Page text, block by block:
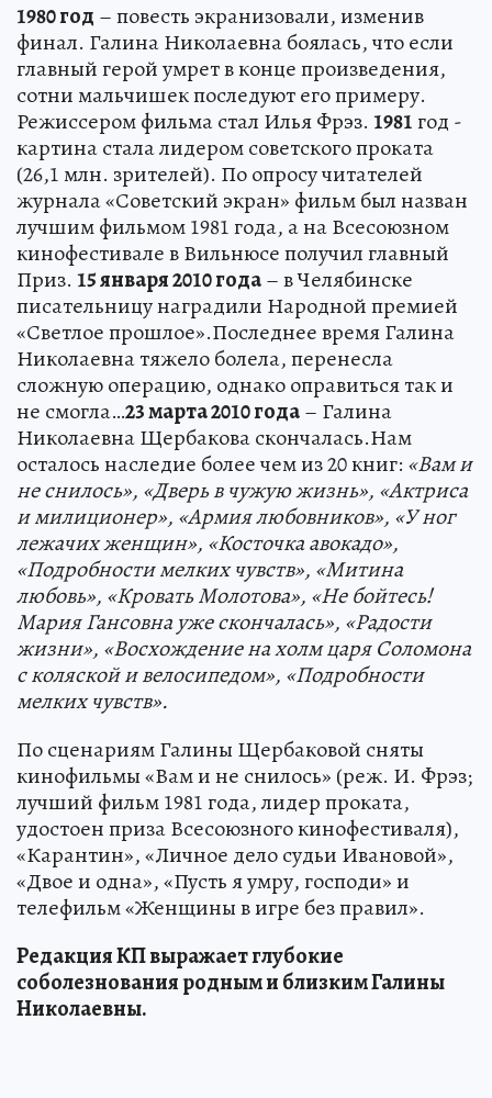
1980год – повесть экранизовали, изменив
финал. Галина Николаевна боялась, что если
главный герой умрет в конце произведения,
сотни мальчишек последуют его примеру.
Режиссером фильма стал Илья Фрэз. 1981год -
картина стала лидером советского проката
(26,1 млн. зрителей). По опросу читателей
журнала «Советский экран» фильм был назван
лучшим фильмом 1981 года, а на Всесоюзном
кинофестивале в Вильнюсе получил главный
Приз. 15 января 2010 года– в Челябинске
писательницу наградили Народной премией
«Светлое прошлое».Последнее время Галина
Николаевна тяжело болела, перенесла
сложную операцию, однако оправиться так и
не смогла…23 марта 2010 года– Галина
Николаевна Щербакова скончалась.Нам
осталось наследие более чем из 20 книг: «Вам и
не снилось», «Дверь в чужую жизнь», «Актриса
и милиционер», «Армия любовников», «У ног
лежачих женщин», «Косточка авокадо»,
«Подробности мелких чувств», «Митина
любовь», «Кровать Молотова», «Не бойтесь!
Мария Гансовна уже скончалась», «Радости
жизни», «Восхождение на холм царя Соломона
с коляской и велосипедом», «Подробности
мелких чувств».
По сценариям Галины Щербаковой сняты
кинофильмы «Вам и не снилось» (реж. И. Фрэз;
лучший фильм 1981 года, лидер проката,
удостоен приза Всесоюзного кинофестиваля),
«Карантин», «Личное дело судьи Ивановой»,
«Двое и одна», «Пусть я умру, господи» и
телефильм «Женщины в игре без правил».
Редакция КП выражает глубокие
соболезнования родным и близким Галины
Николаевны.